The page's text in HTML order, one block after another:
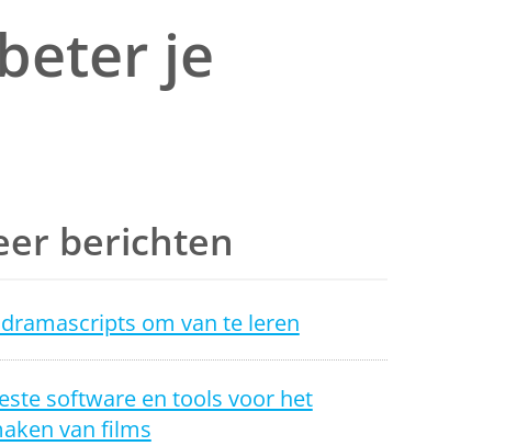
je
berichten
om van te leren
software en tools voor het
van films